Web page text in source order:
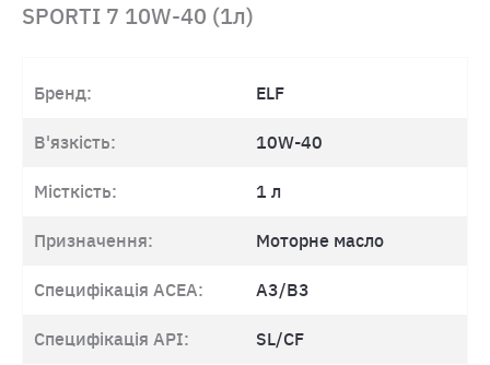
SPORTI 7 10W-40 (1л)
Бренд: ELF
В'язкість: 10W-40
Місткість: 1 л
Призначення: Моторне масло
Специфікація ACEA: A3/B3
Специфікація API: SL/CF